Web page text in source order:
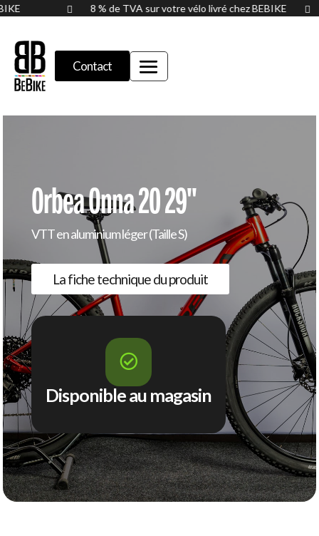
 8 % de TVA sur votre vélo livré chez BEBIKE 
Contact
Orbea Onna 20 29''
VTT en aluminium léger (Taille S)
La fiche technique du produit

Disponible au magasin